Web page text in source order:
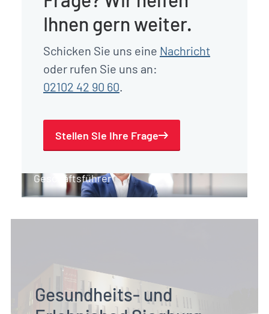
Geschäftsführer
Ihnen gern weiter.
Schicken Sie uns eine Nachricht
oder rufen Sie uns an:
02102 42 90 60.
Stellen Sie Ihre Frage
Gesundheits- und